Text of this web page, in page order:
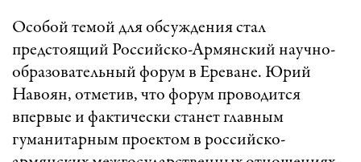
Особой темой для обсуждения стал
предстоящий Российско-Армянский научно-
образовательный форум в Ереване. Юрий
Навоян, отметив, что форум проводится
впервые и фактически станет главным
гуманитарным проектом в российско-